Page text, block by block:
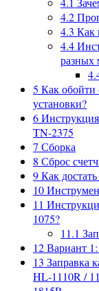
4.2
4.3 Как
4.4
разных
5 Как обойти
установки?
6
TN-2375
7 Сборка
8 Сброс
9Как
10
11
1075?
11.1
12Вариант
13 Заправка
HL-1110R /